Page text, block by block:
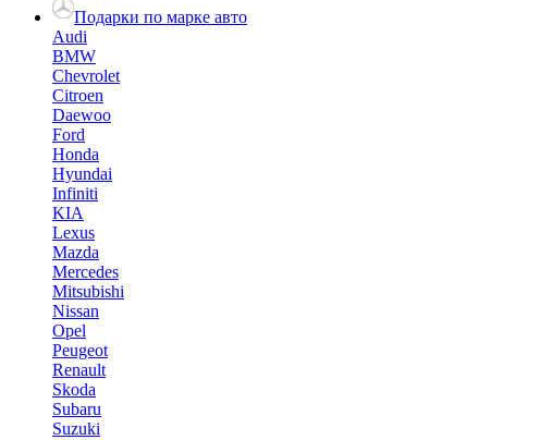
Подарки по марке авто
Audi
BMW
Chevrolet
Citroen
Daewoo
Ford
Honda
Hyundai
Infiniti
KIA
Lexus
Mazda
Mercedes
Mitsubishi
Nissan
Opel
Peugeot
Renault
Skoda
Subaru
Suzuki